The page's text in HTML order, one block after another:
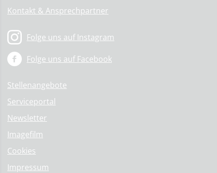
Kontakt & Ansprechpartner
Folge uns auf Instagram
Folge uns auf Facebook
Stellenangebote
Serviceportal
Newsletter
Imagefilm
Cookies
Impressum